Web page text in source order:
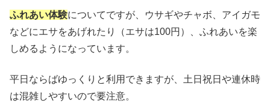
ふれあい体験についてですが、ウサギやチャボ、アイガモ
などにエサをあげれたり（エサは100円）、ふれあいを楽
しめるようになっています。
平日ならばゆっくりと利用できますが、土日祝日や連休時
は混雑しやすいので要注意。